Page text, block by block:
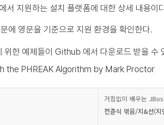
지원하는 설치 플랫폼에 대한 상세 내용이
에 영문을 기준으로 지원 환경을 확인한다.
위한 예제들이 Github 에서 다운로드 받을 수
the PHREAK Algorithm by Mark Proctor
거침없이 배우는
전준식 엮음/지&선(지